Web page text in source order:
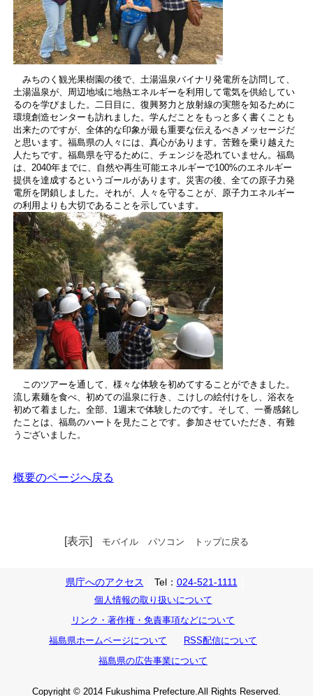
みちのく観光果樹園の後で、土湯温泉バイナリ発電所を訪問して、
土湯温泉が、周辺地域に地熱エネルギーを利用して電気を供給してい
るのを学びました。二日目に、復興努力と放射線の実態を知るために
環境創造センターも訪れました。学んだことをもっと多く書くことも
出来たのですが、全体的な印象が最も重要な伝えるべきメッセージだ
と思います。福島県の人々には、真心があります。苦難を乗り越えた
人たちです。福島県を守るために、チェンジを恐れていません。福島
は、2040年までに、自然や再生可能エネルギーで100%のエネルギー
提供を達成するというゴールがあります。災害の後、全ての原子力発
電所を閉鎖しました。それが、人々を守ることが、原子力エネルギー
の利用よりも大切であることを示しています。
このツアーを通して、様々な体験を初めてすることができました。
流し素麺を食べ、初めての温泉に行き、こけしの絵付けをし、浴衣を
初めて着ました。全部、1週末で体験したのです。そして、一番感銘し
たことは、福島のハートを見たことです。参加させていただき、有難
うございました。
概要のページへ戻る
[表示] モバイル パソコン トップに戻る
県庁へのアクセス Tel： 024-521-1111
個人情報の取り扱いについて
リンク・著作権・免責事項などについて
福島県ホームページについて
RSS配信について
福島県の広告事業について
Copyright © 2014 Fukushima Prefecture.All Rights Reserved.